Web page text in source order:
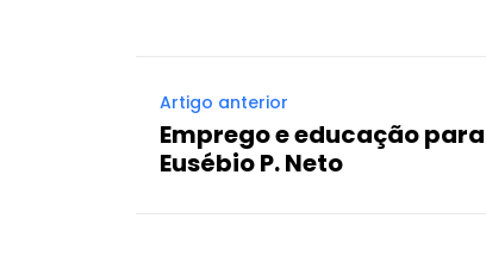
Artigo anterior
Emprego e educação
Eusébio P. Neto